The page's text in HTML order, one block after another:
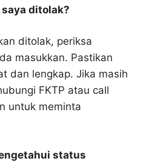
ditolak?
ditolak, periksa
masukkan. Pastikan
dan lengkap. Jika masih
FKTP atau call
untuk meminta
status